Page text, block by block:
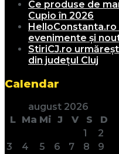
Ce produse de
Cupio în 2026
evenimente și
StiriCJ.ro
din județul Cluj
Calendar
august 2026
L Ma Mi J V S
D
1
2
3
4 5 6 7 8
9